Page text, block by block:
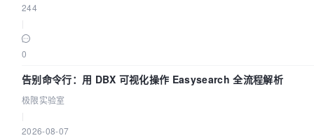
244
0
告别命令行：用 DBX 可视化操作 Easysearch 全流程解析
极限实验室
2026-08-07